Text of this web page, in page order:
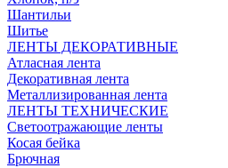
Шантильи
Шитье
ЛЕНТЫ ДЕКОРАТИВНЫЕ
Атласная лента
Декоративная лента
Металлизированная лента
ЛЕНТЫ ТЕХНИЧЕСКИЕ
Светоотражающие ленты
Косая бейка
Брючная